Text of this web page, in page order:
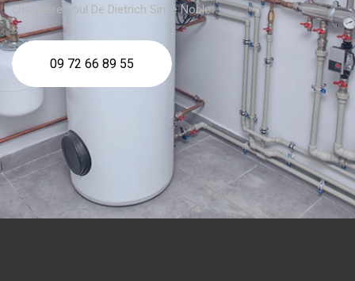
chaudière fioul De Dietrich Sin le Noble
09 72 66 89 55